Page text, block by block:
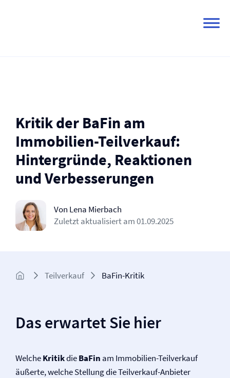
Kritik der BaFin am
Immobilien-Teilverkauf:
Hintergründe, Reaktionen
und Verbesserungen
Von Lena Mierbach
Zuletzt aktualisiert am01.09.2025
Teilverkauf BaFin-Kritik
Das erwartet Sie hier
WelcheKritikdieBaFin am Immobilien-Teilverkauf
äußerte, welche Stellung die Teilverkauf-Anbieter